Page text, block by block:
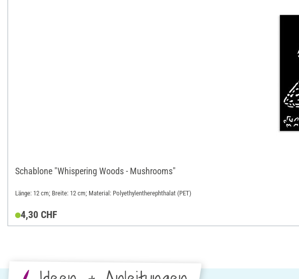
Schablone "Whispering Woods - Mushrooms"
Länge: 12 cm; Breite: 12 cm; Material: Polyethylentherephthalat (PET)
4,30 CHF